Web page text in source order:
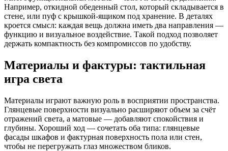
Например, откидной обеденный стол, который складывается в
стене, или пуф с крышкой-ящиком под хранение. В деталях
кроется смысл: каждая вещь должна иметь два направления —
функцию и визуальное воздействие. Такой подход позволяет
держать компактность без компромиссов по удобству.
Материалы и фактуры: тактильная
игра света
Материалы играют важную роль в восприятии пространства.
Глянцевые поверхности визуально расширяют объем за счёт
отражений света, а матовые — добавляют спокойствия и
глубины. Хороший ход — сочетать оба типа: глянцевые
фасады шкафов и фактурная поверхность пола или стен,
чтобы не перегружать глаз множеством бликов.